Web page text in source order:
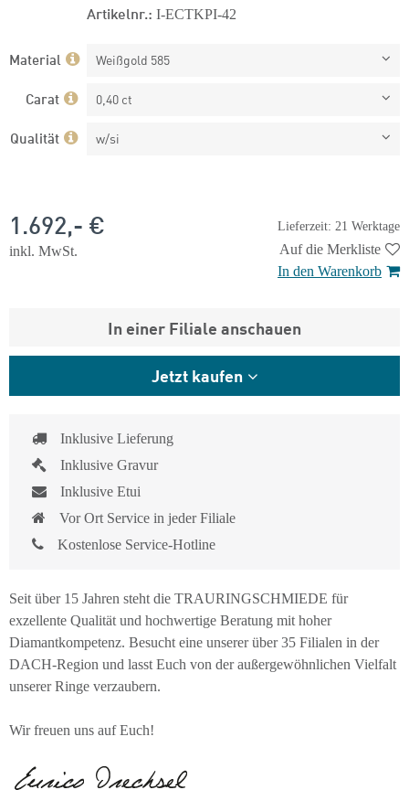
Artikelnr.: I-ECTKPI-42
Material Weißgold 585
Carat 0,40 ct
Qualität w/si
Lieferzeit: 21 Werktage
1.692,- €
inkl. MwSt.
Auf die Merkliste
In den Warenkorb
In einer Filiale anschauen
Jetzt kaufen
Inklusive Lieferung
Inklusive Gravur
Inklusive Etui
Vor Ort Service in jeder Filiale
Kostenlose Service-Hotline
Seit über 15 Jahren steht die TRAURINGSCHMIEDE für
exzellente Qualität und hochwertige Beratung mit hoher
Diamantkompetenz. Besucht eine unserer über 35 Filialen in der
DACH-Region und lasst Euch von der außergewöhnlichen Vielfalt
unserer Ringe verzaubern.
Wir freuen uns auf Euch!